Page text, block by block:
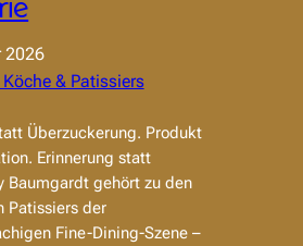
2026
& Patissiers
Überzuckerung. Produkt
Erinnerung statt
Baumgardt gehört zu den
Patissiers der
Fine-Dining-Szene –